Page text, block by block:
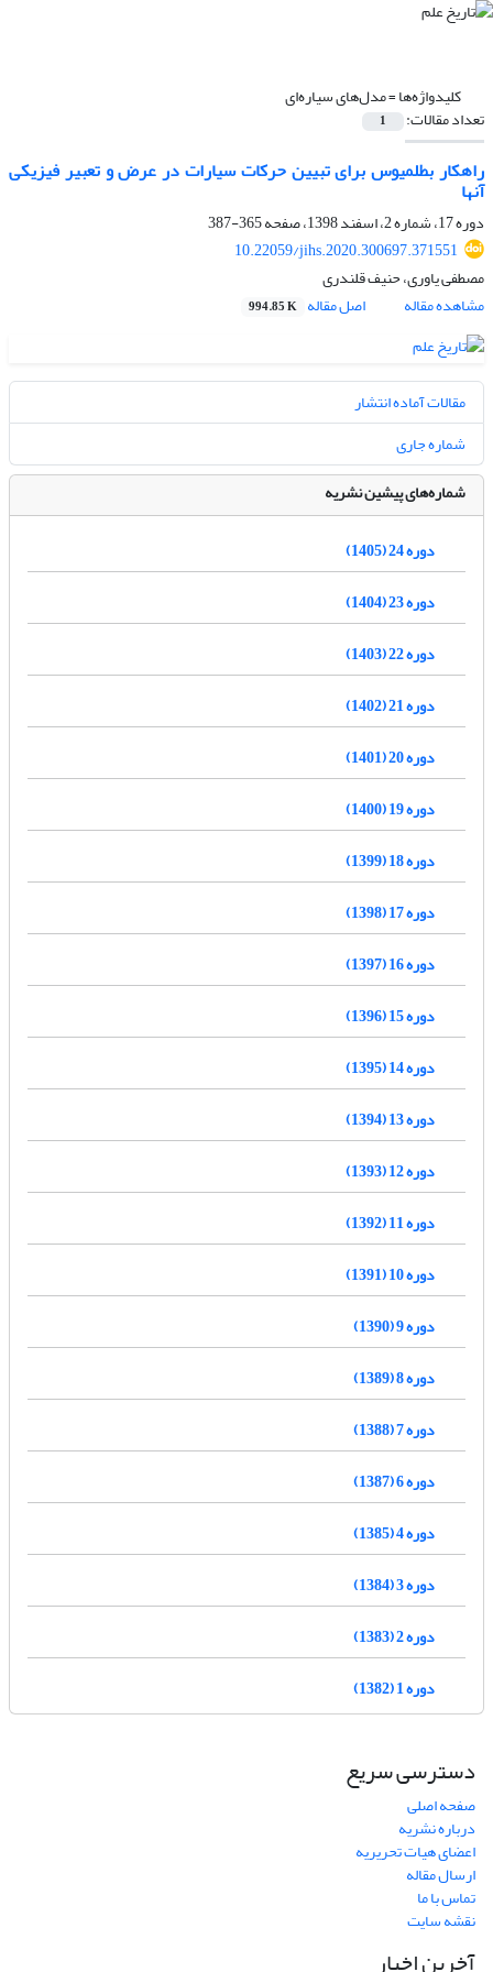
کلیدواژه‌ها =مدل‌های سیاره‌ای
تعداد مقالات: 1
راهکار بطلمیوس برای تبیین حرکات سیارات در عرض و تعبیر فیزیکی
آنها
دوره 17، شماره 2، اسفند 1398، صفحه
365-387
10.22059/jihs.2020.300697.371551
مصطفی یاوری، حنیف قلندری
مشاهده مقاله
اصل مقاله 994.85 K
مقالات آماده انتشار
شماره جاری
شماره‌های پیشین نشریه
دوره 24 (1405)
دوره 23 (1404)
دوره 22 (1403)
دوره 21 (1402)
دوره 20 (1401)
دوره 19 (1400)
دوره 18 (1399)
دوره 17 (1398)
دوره 16 (1397)
دوره 15 (1396)
دوره 14 (1395)
دوره 13 (1394)
دوره 12 (1393)
دوره 11 (1392)
دوره 10 (1391)
دوره 9 (1390)
دوره 8 (1389)
دوره 7 (1388)
دوره 6 (1387)
دوره 4 (1385)
دوره 3 (1384)
دوره 2 (1383)
دوره 1 (1382)
دسترسی سریع
صفحه اصلی
درباره نشریه
اعضای هیات تحریریه
ارسال مقاله
تماس با ما
نقشه سایت
آخرین اخبار